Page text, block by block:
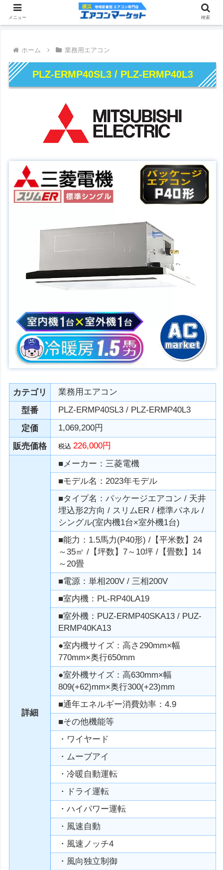
ホーム 業務用エアコン
PLZ-ERMP40SL3 / PLZ-ERMP40L3
カテゴリ
業務用エアコン
型番
PLZ-ERMP40SL3 / PLZ-ERMP40L3
定価
1,069,200円
販売価格
税込226,000円
詳細
■メーカー：三菱電機
■モデル名：2023年モデル
■タイプ名：パッケージエアコン / 天井
埋込形2方向 / スリムER / 標準パネル /
シングル(室内機1台×室外機1台)
■能力：1.5馬力(P40形) /【平米数】24
～35㎡ /【坪数】7～10坪 /【畳数】14
～20畳
■電源：単相200V / 三相200V
■室内機：PL-RP40LA19
■室外機：PUZ-ERMP40SKA13 / PUZ-
ERMP40KA13
●室内機サイズ：高さ290mm×幅
770mm×奥行650mm
●室外機サイズ：高630mm×幅
809(+62)mm×奥行300(+23)mm
■通年エネルギー消費効率：4.9
■その他機能等
・ワイヤード
・ムーブアイ
・冷暖自動運転
・ドライ運転
・ハイパワー運転
・風速自動
・風速ノッチ4
・風向独立制御
メニュー 検索